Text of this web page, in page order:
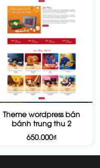
Theme wordpress bán
bánh trung thu 2
650.000₫